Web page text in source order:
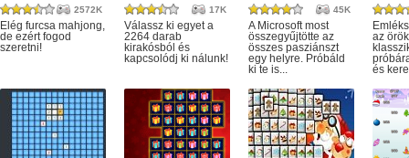
2572K
Elég furcsa mahjong,
de ezért fogod
szeretni!
17K
Válassz ki egyet a
2264 darab
kirakósból és
kapcsolódj ki nálunk!
45K
A Microsoft most
összegyűjtötte az
összes pasziánszt
egy helyre. Próbáld
ki te is...
az örök
és